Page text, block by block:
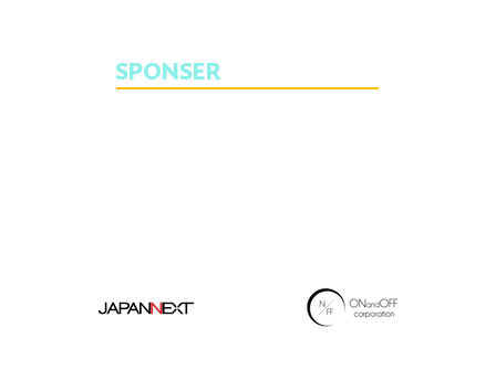
SPONSER